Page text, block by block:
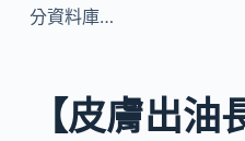
分資料庫…
【皮膚出